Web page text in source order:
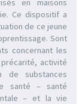
en maisons
Ce dispositif a
de ce jeune
Sont
concernant les
activité
de substances
santé – santé
– et la vie